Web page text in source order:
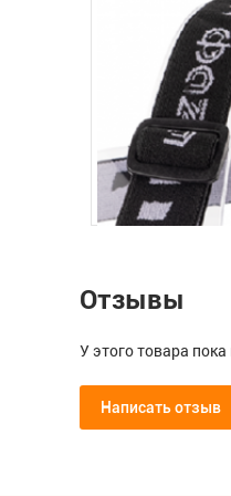
Отзывы
У этого товара
Написать отзыв